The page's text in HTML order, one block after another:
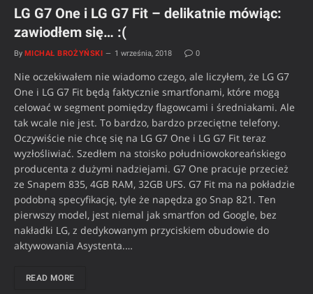
LG G7 One i LG G7 Fit – delikatnie mówiąc:
zawiodłem się… :(
By MICHAŁ BROŻYŃSKI 1 września, 2018 0
Nie oczekiwałem nie wiadomo czego, ale liczyłem, że LG G7
One i LG G7 Fit będą faktycznie smartfonami, które mogą
celować w segment pomiędzy flagowcami i średniakami. Ale
tak wcale nie jest. To bardzo, bardzo przeciętne telefony.
Oczywiście nie chcę się na LG G7 One i LG G7 Fit teraz
wyzłośliwiać. Szedłem na stoisko południowokoreańskiego
producenta z dużymi nadziejami. G7 One pracuje przecież
ze Snapem 835, 4GB RAM, 32GB UFS. G7 Fit ma na pokładzie
podobną specyfikację, tyle że napędza go Snap 821. Ten
pierwszy model, jest niemal jak smartfon od Google, bez
nakładki LG, z dedykowanym przyciskiem obudowie do
aktywowania Asystenta.…
READ MORE